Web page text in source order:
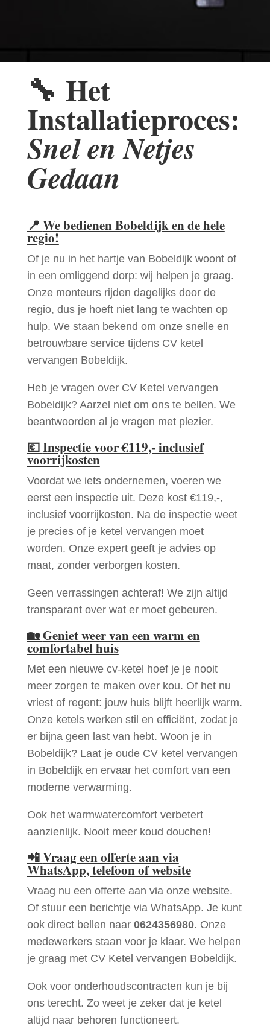
🔧 Het
Installatieproces:
Snel en Netjes
Gedaan
📍 We bedienen Bobeldijk en de hele
regio!
Of je nu in het hartje van Bobeldijk woont of
in een omliggend dorp: wij helpen je graag.
Onze monteurs rijden dagelijks door de
regio, dus je hoeft niet lang te wachten op
hulp. We staan bekend om onze snelle en
betrouwbare service tijdens CV ketel
vervangen Bobeldijk.
Heb je vragen over CV Ketel vervangen
Bobeldijk? Aarzel niet om ons te bellen. We
beantwoorden al je vragen met plezier.
💶Inspectie voor €119,- inclusief
voorrijkosten
Voordat we iets ondernemen, voeren we
eerst een inspectie uit. Deze kost €119,-,
inclusief voorrijkosten. Na de inspectie weet
je precies of je ketel vervangen moet
worden. Onze expert geeft je advies op
maat, zonder verborgen kosten.
Geen verrassingen achteraf! We zijn altijd
transparant over wat er moet gebeuren.
🏡Geniet weer van een warm en
comfortabel huis
Met een nieuwe cv-ketel hoef je je nooit
meer zorgen te maken over kou. Of het nu
vriest of regent: jouw huis blijft heerlijk warm.
Onze ketels werken stil en efficiënt, zodat je
er bijna geen last van hebt. Woon je in
Bobeldijk? Laat je oude CV ketel vervangen
in Bobeldijk en ervaar het comfort van een
moderne verwarming.
Ook het warmwatercomfort verbetert
aanzienlijk. Nooit meer koud douchen!
📲Vraag een offerte aan via
WhatsApp, telefoon of website
Vraag nu een offerte aan via onze website.
Of stuur een berichtje via WhatsApp. Je kunt
ook direct bellen naar 0624356980. Onze
medewerkers staan voor je klaar. We helpen
je graag met CV Ketel vervangen Bobeldijk.
Ook voor onderhoudscontracten kun je bij
ons terecht. Zo weet je zeker dat je ketel
altijd naar behoren functioneert.